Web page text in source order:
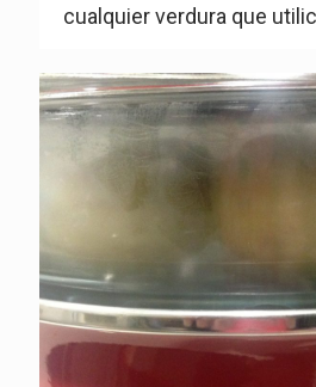
cualquier verdura que